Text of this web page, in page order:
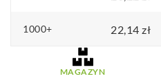
,
1000+ 22,14 zł
MAGAZYN